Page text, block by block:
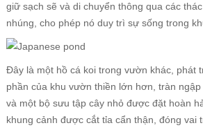
giữ sạch sẽ và di chuyển thông qua các
nhúng, cho phép nó duy trì sự sống trong
Đây là một hồ cá koi trong vườn khác, phát
phần của khu vườn thiền lớn hơn, tràn
và một bộ sưu tập cây nhỏ được đặt hoàn
khung cảnh được cắt tỉa cẩn thận, đóng vai